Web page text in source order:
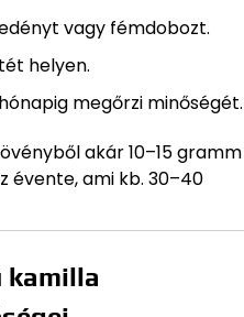
vagy fémdobozt.
helyen.
megőrzi minőségét.
akár 10–15 gramm
évente, ami kb. 30–40
kamilla